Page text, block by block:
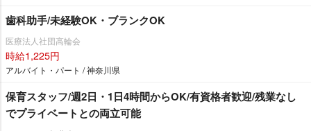
歯科助手/未経験OK・ブランクOK
医療法人社団高輪会
時給1,225円
アルバイト・パート / 神奈川県
保育スタッフ/週2日・1日4時間からOK/有資格者歓迎/残業なし
でプライベートとの両立可能